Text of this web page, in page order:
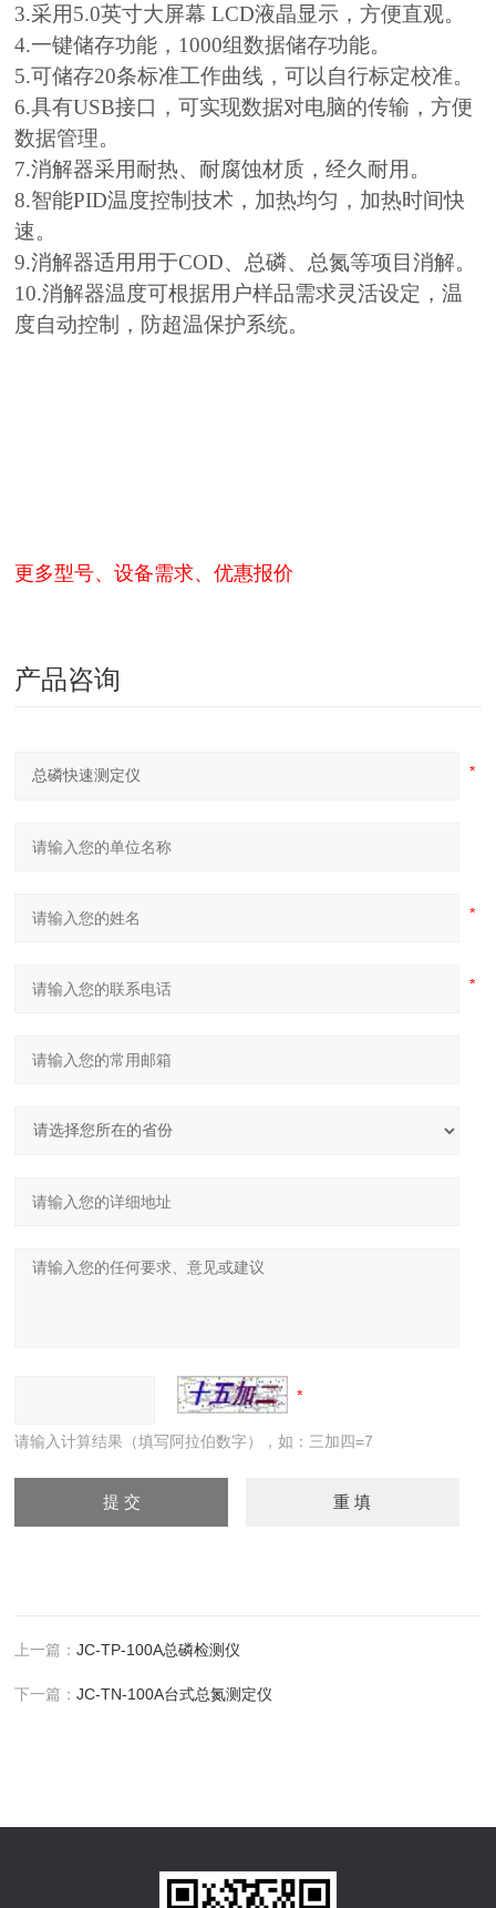
3.采用5.0英寸大屏幕 LCD液晶显示，方便直观。
4.一键储存功能，1000组数据储存功能。
5.可储存20条标准工作曲线，可以自行标定校准。
6.具有USB接口，可实现数据对电脑的传输，方便
数据管理。
7.消解器采用耐热、耐腐蚀材质，经久耐用。
8.智能PID温度控制技术，加热均匀，加热时间快
速。
9.消解器适用用于COD、总磷、总氮等项目消解。
10.消解器温度可根据用户样品需求灵活设定，温
度自动控制，防超温保护系统。
更多型号、设备需求、优惠报价
产品咨询
请输入计算结果（填写阿拉伯数字），如：三加四=7
上一篇：JC-TP-100A总磷检测仪
下一篇：JC-TN-100A台式总氮测定仪